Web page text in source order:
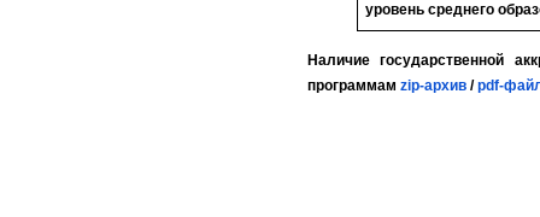
уровень среднего
Наличие государственной
программам zip-архив /pdf-